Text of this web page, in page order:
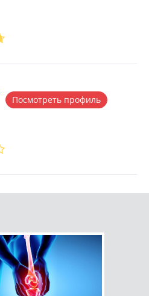
Посмотреть профиль